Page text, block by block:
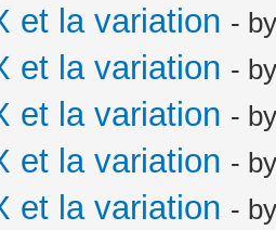
et la variation -
et la variation -
et la variation -
et la variation -
et la variation -